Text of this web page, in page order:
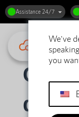
Assistance 24/7
Accueil
Courriel
des
We've
you